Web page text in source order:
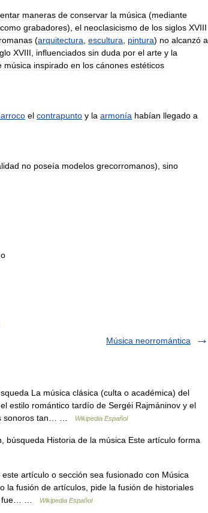
maneras de conservar la música (mediante
como grabadores), el neoclasicismo de los siglos XVIII
(arquitectura escultura pintura) no alcanzó a
XVIII influenciados sin duda por el arte y la
música inspirado en los cánones estéticos
el contrapunto y la armonía habían llegado a
no poseía modelos grecorromanos), sino
Música neorromántica
La música clásica (culta o académica) del
estilo romántico tardío de Sergéi Rajmáninov y el
sonoros tan… …
Wikipedia Español
búsqueda Historia de la música Este artículo forma
artículo o sección sea fusionado con Música
la fusión de artículos, pide la fusión de historiales
fue… …
Wikipedia Español